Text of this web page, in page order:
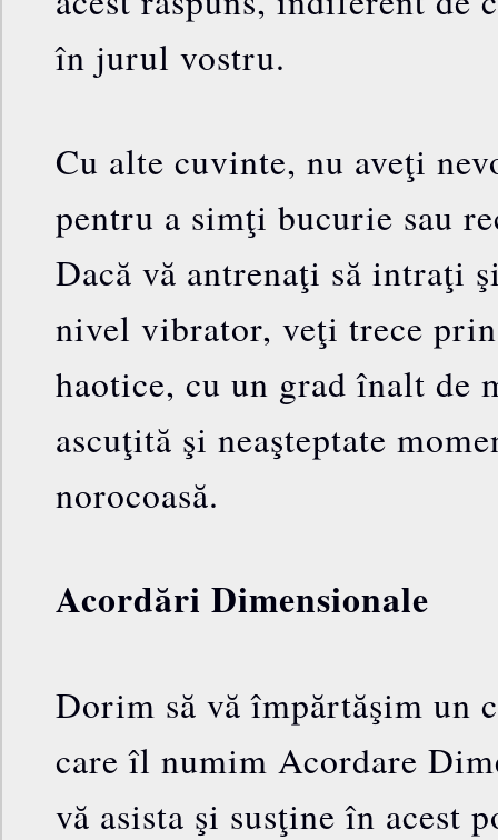
în jurul vostru.
Cu alte cuvinte, nu aveţi
pentru a simţi bucurie sau
Dacă vă antrenaţi să intraţi
nivel vibrator, veţi trece
haotice, cu un grad înalt de
ascuţită şi neaşteptate
norocoasă.
Acordări Dimensionale
Dorim să vă împărtăşim un
care îl numim Acordare
vă asista şi susţine în acest